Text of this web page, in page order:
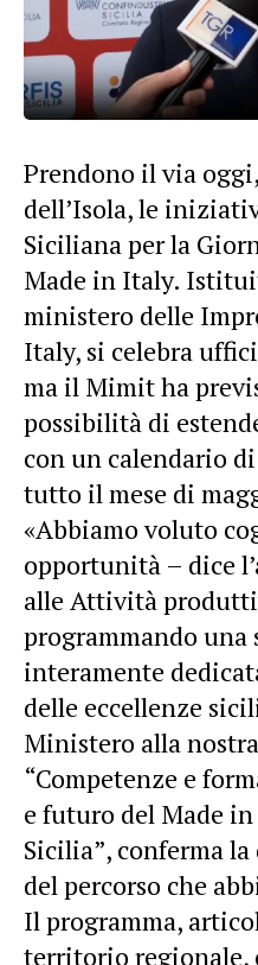
Prendono il via
dell’Isola, le
Siciliana per la
Made in Italy.
ministero delle
Italy, si celebra
ma il Mimit ha
possibilità di
con un calendario
tutto il mese di
«Abbiamo voluto
opportunità – dice
alle Attività
programmando una
interamente
delle eccellenze
Ministero alla
“Competenze e
e futuro del Made
Sicilia”, conferma
del percorso che
Il programma,
territorio regionale,